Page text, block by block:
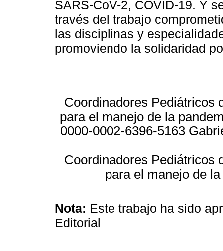
SARS-CoV-2, COVID-19. Y
través del trabajo
las disciplinas y
promoviendo la solidaridad
Coordinadores Pediátricos
para el manejo de la
0000-0002-6396-5163
Coordinadores Pediátricos
para el manejo de
Nota: Este trabajo ha sido
Editorial